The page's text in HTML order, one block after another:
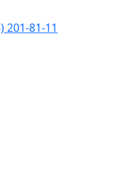
201-81-11